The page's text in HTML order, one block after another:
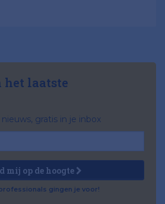
het laatste
gratis in je inbox
mij op de hoogte
gingen je voor!